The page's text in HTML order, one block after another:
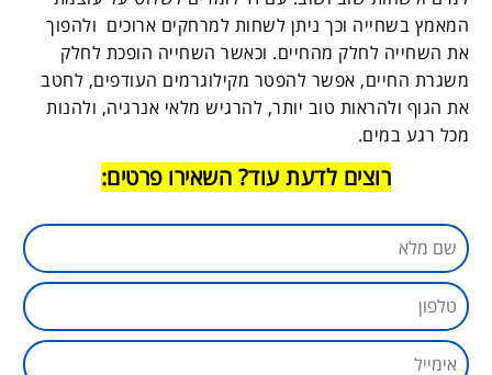
המאמץ בשחייה וכך ניתן לשחות למרחקים ארוכים ולהפוך
את השחייה לחלק מהחיים. וכאשר השחייה הופכת לחלק
משגרת החיים, אפשר להפטר מקילוגרמים העודפים, לחטב
את הגוף ולהראות טוב יותר, להרגיש מלאי אנרגיה, ולהנות
מכל רגע במים.
רוצים לדעת עוד? השאירו פרטים: